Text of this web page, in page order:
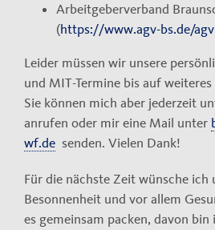
Arbeitgeberverband
(https://www.agv-bs.de/
Leider müssen wir unsere
und MIT-Termine bis auf weiteres
Sie können mich aber jederzeit
anrufen oder mir eine Mail unter
wf.de senden. Vielen Dank!
Für die nächste Zeit wünsche ich
Besonnenheit und vor allem
es gemeinsam packen, davon bin